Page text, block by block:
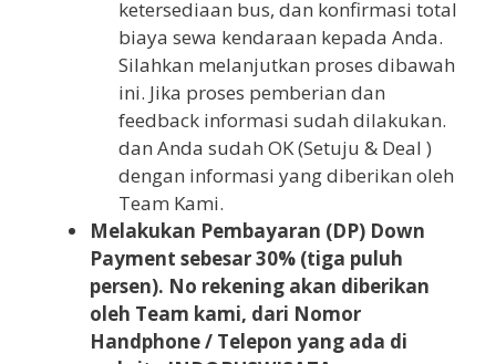
ketersediaan bus, dan konfirmasi total
biaya sewa kendaraan kepada Anda.
Silahkan melanjutkan proses dibawah
ini. Jika proses pemberian dan
feedback informasi sudah dilakukan.
dan Anda sudah OK (Setuju & Deal )
dengan informasi yang diberikan oleh
Team Kami.
Melakukan Pembayaran (DP) Down
Payment sebesar 30% (tiga puluh
persen). No rekening akan diberikan
oleh Team kami, dari Nomor
Handphone / Telepon yang ada di